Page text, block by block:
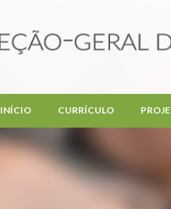
INÍCIO CURRÍCULO